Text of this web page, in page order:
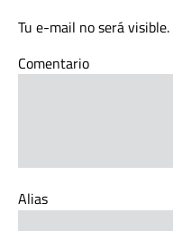
Tu e-mail no será visible.
Comentario
Alias